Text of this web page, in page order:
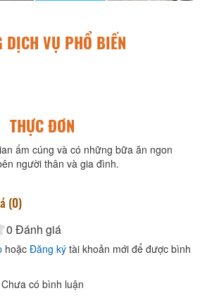
DỊCH VỤ PHỔ BIẾN
THỰC ĐƠN
ấm cúng và có những bữa ăn ngon
người thân và gia đình.
(0)
0 Đánh giá
hoặc Đăng ký tài khoản mới để được bình
Chưa có bình luận